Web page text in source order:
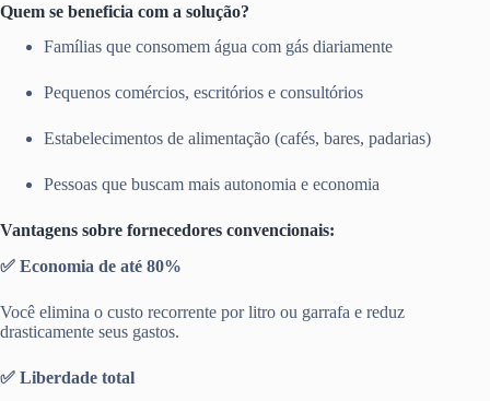
Quem se beneficia com a solução?
Famílias que consomem água com gás diariamente
Pequenos comércios, escritórios e consultórios
Estabelecimentos de alimentação (cafés, bares, padarias)
Pessoas que buscam mais autonomia e economia
Vantagens sobre fornecedores convencionais:
✅ Economia de até 80%
Você elimina o custo recorrente por litro ou garrafa e reduz
drasticamente seus gastos.
✅ Liberdade total